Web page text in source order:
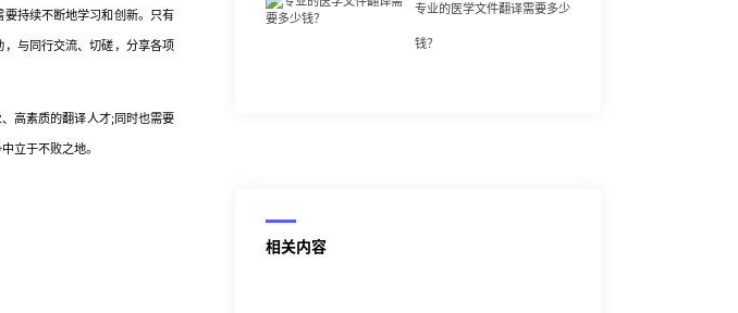
持续不断地学习和创新。只有
与同行交流、切磋，分享各项
高素质的翻译人才;同时也需要
立于不败之地。
专业的医学文件翻译需要多少
钱？
相关内容